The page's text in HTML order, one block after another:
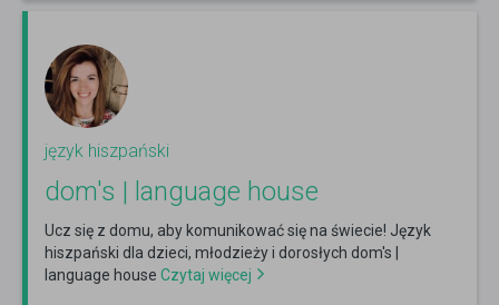
język hiszpański
dom's | language house
Ucz się z domu, aby komunikować się na świecie! Język
hiszpański dla dzieci, młodzieży i dorosłych dom's |
language house Czytaj więcej